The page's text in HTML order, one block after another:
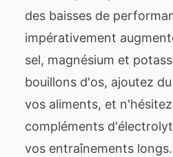
des baisses de
impérativement
sel, magnésium et
bouillons d'os, ajoutez
vos aliments, et
compléments
vos entraînements